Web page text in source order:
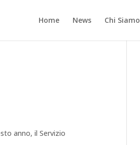
Home News Chi Siamo
anno, il Servizio